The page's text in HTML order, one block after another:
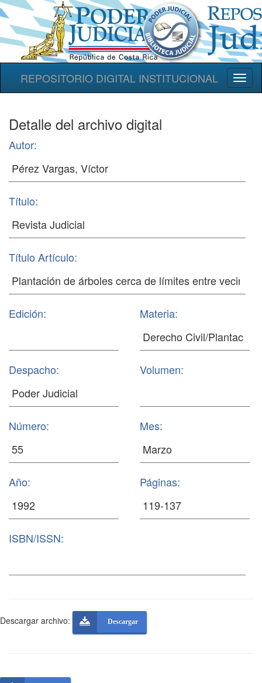
REPOSITORIO DIGITAL INSTITUCIONAL
Detalle del archivo digital
Autor:
Título:
Título Artículo:
Edición: Materia:
Despacho: Volumen:
Número: Mes:
Año: Páginas:
ISBN/ISSN:
Descargar archivo: Descargar